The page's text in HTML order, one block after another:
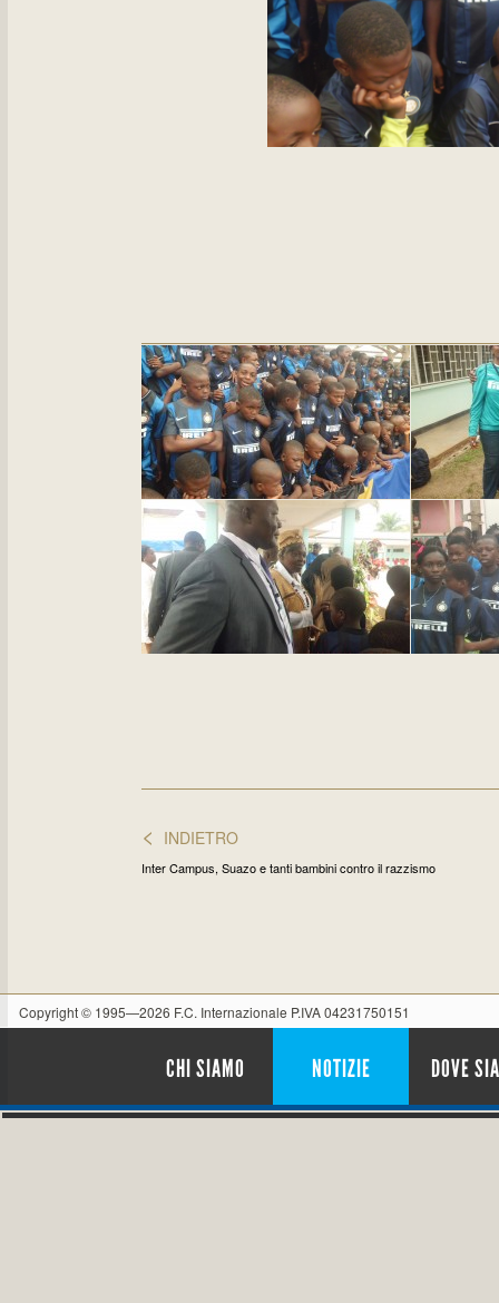
< INDIETRO
Inter Campus, Suazo e tanti bambini contro il razzismo
Copyright © 1995—2026 F.C. Internazionale P.IVA 04231750151
CHI SIAMO NOTIZIE DOVE